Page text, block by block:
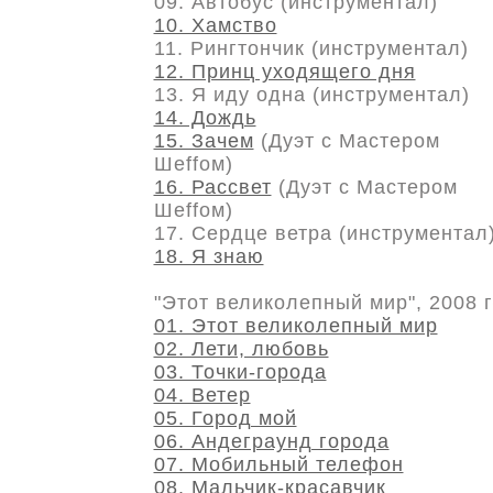
10. Хамство
11. Рингтончик (инструментал)
12. Принц уходящего дня
13. Я иду одна (инструментал)
14. Дождь
15. Зачем (Дуэт с Мастером
Шеffом)
16. Рассвет (Дуэт с Мастером
Шеffом)
17. Сердце ветра (инструментал)
18. Я знаю
"Этот великолепный мир", 2008
01. Этот великолепный мир
02. Лети, любовь
03. Точки-города
04. Ветер
05. Город мой
06. Андеграунд города
07. Мобильный телефон
08. Мальчик-красавчик